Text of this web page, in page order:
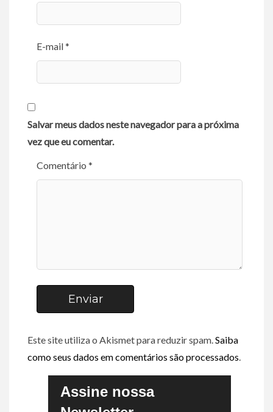
E-mail *
Salvar meus dados neste navegador para a próxima
vez que eu comentar.
Comentário *
Enviar
Este site utiliza o Akismet para reduzir spam.Saiba
como seus dados em comentários são processados.
Assine nossa